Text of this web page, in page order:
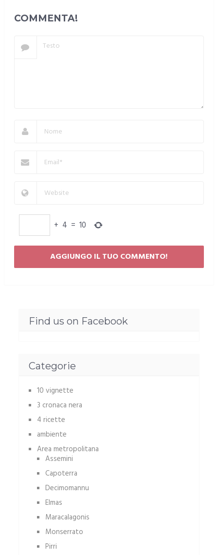
COMMENTA!
+ 4 = 10
Find us on Facebook
Categorie
10 vignette
3 cronaca nera
4 ricette
ambiente
Area metropolitana
Assemini
Capoterra
Decimomannu
Elmas
Maracalagonis
Monserrato
Pirri